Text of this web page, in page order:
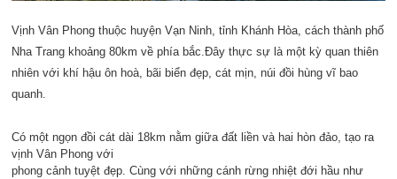
Vịnh Vân Phong thuộc huyện Vạn Ninh, tỉnh Khánh Hòa, cách thành phố
Nha Trang khoảng 80km về phía bắc.Đây thực sự là một kỳ quan thiên
nhiên với khí hậu ôn hoà, bãi biển đẹp, cát mịn, núi đồi hùng vĩ bao
quanh.
Có một ngọn đồi cát dài 18km nằm giữa đất liền và hai hòn đảo, tạo ra
vịnh Vân Phong với
phong cảnh tuyệt đẹp. Cùng với những cánh rừng nhiệt đới hầu như